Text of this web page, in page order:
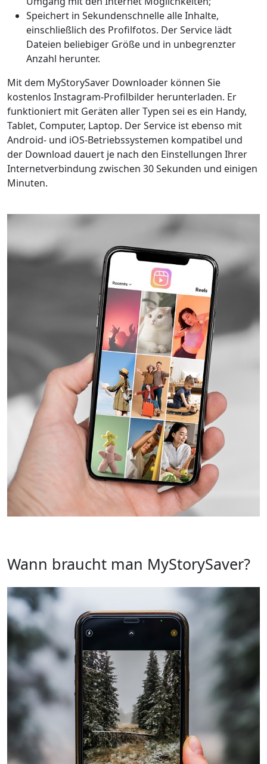
Speichert in Sekundenschnelle alle Inhalte,
einschließlich des Profilfotos. Der Service lädt
Dateien beliebiger Größe und in unbegrenzter
Anzahl herunter.
Mit dem MyStorySaver Downloader können Sie
kostenlos Instagram-Profilbilder herunterladen. Er
funktioniert mit Geräten aller Typen sei es ein Handy,
Tablet, Computer, Laptop. Der Service ist ebenso mit
Android- und iOS-Betriebssystemen kompatibel und
der Download dauert je nach den Einstellungen Ihrer
Internetverbindung zwischen 30 Sekunden und einigen
Minuten.
Wann braucht man MyStorySaver?